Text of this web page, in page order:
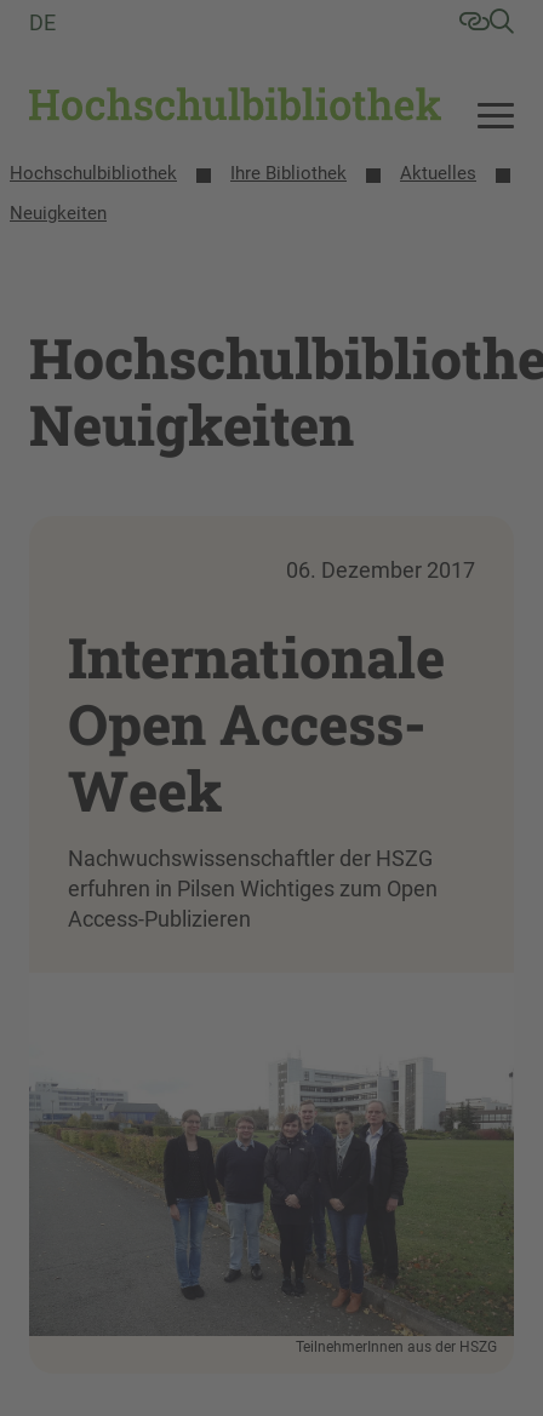
DE
Hochschulbibliothek Ihre Bibliothek
Aktuelles
Neuigkeiten
Neuigkeiten
06. Dezember 2017
Internationale
Open Access-
Week
Nachwuchswissenschaftler der HSZG
erfuhren in Pilsen Wichtiges zum Open
Access-Publizieren
TeilnehmerInnen aus der HSZG